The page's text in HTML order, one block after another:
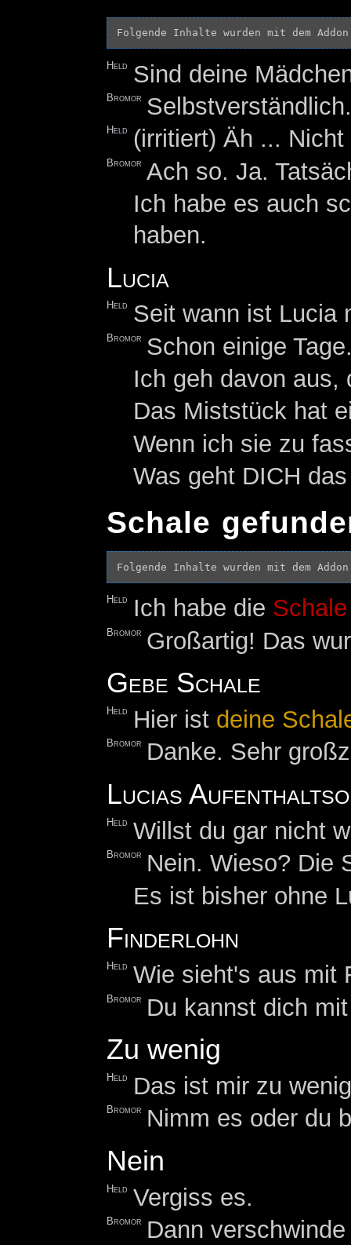
Folgende Inhalte wurden mit dem
Held Sind deine
Bromor
Held (irritiert) Äh ...
Bromor Ach so. Ja.
Ich habe es auch
haben.
Lucia
Held Seit wann ist Lucia
Bromor Schon einige
Ich geh davon aus,
Das Miststück hat
Wenn ich sie zu
Was geht DICH
Schale
Folgende Inhalte wurden mit dem
Held Ich habe die Schale
Bromor Großartig! Das
Gebe Schale
Held Hier ist deine
Bromor Danke. Sehr
Lucias
Held Willst du gar nicht
Bromor
Nein. Wieso? Die
Es ist bisher ohne
Finderlohn
Held Wie sieht's aus mit
Bromor Du kannst dich
Zu wenig
Held Das ist mir zu
Bromor Nimm es oder du
Nein
Held Vergiss es.
Bromor
Dann